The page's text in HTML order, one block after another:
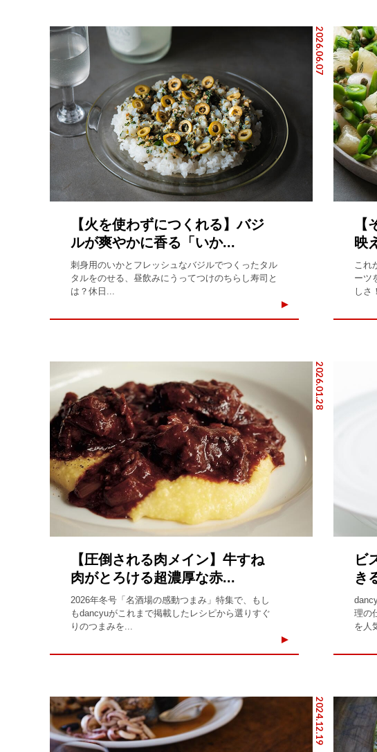
2026.06.07
【火を使わずにつくれる】バジ
ルが爽やかに香る「いか...
刺身用のいかとフレッシュなバジルでつくったタル
タルをのせる、昼飲みにうってつけのちらし寿司と
は？休日...
映
これ
ーツ
しさ
2026.01.28
【圧倒される肉メイン】牛すね
肉がとろける超濃厚な赤...
2026年冬号「名酒場の感動つまみ」特集で、もし
もdancyuがこれまで掲載したレシピから選りすぐ
りのつまみを...
ビ
き
理の
を人
2024.12.19